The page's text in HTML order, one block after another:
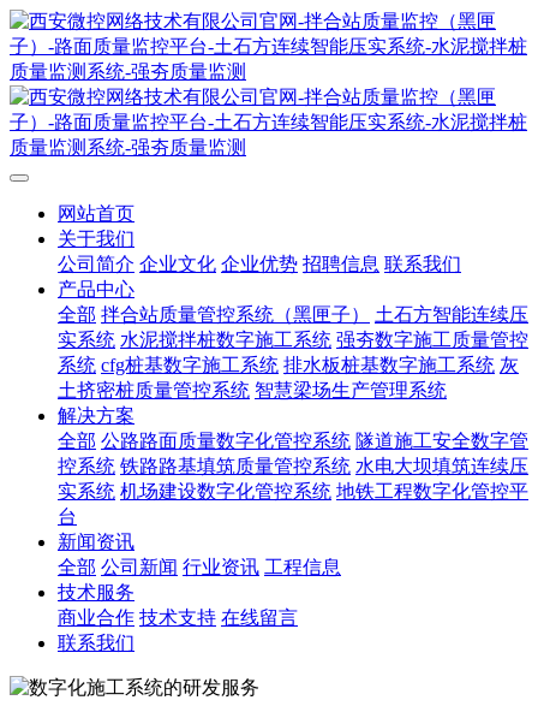
网站首页
关于我们
公司简介 企业文化 企业优势 招聘信息 联系我们
产品中心
全部 拌合站质量管控系统（黑匣子）
土石方智能连续压
实系统 水泥搅拌桩数字施工系统 强夯数字施工质量管控
系统 cfg桩基数字施工系统 排水板桩基数字施工系统 灰
土挤密桩质量管控系统 智慧梁场生产管理系统
解决方案
全部 公路路面质量数字化管控系统 隧道施工安全数字管
控系统 铁路路基填筑质量管控系统 水电大坝填筑连续压
实系统 机场建设数字化管控系统 地铁工程数字化管控平
台
新闻资讯
全部 公司新闻 行业资讯 工程信息
技术服务
商业合作 技术支持 在线留言
联系我们